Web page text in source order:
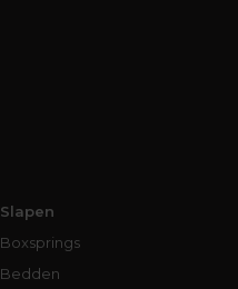
Slapen
Boxsprings
Bedden